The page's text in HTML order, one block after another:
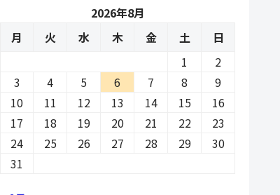
2026年8月
月
火 水 木 金 土
日
1
2
3
4 5 6 7 8
9
10
11 12 13 14 15
16
17
18 19 20 21 22
23
24
25 26 27 28 29
30
31